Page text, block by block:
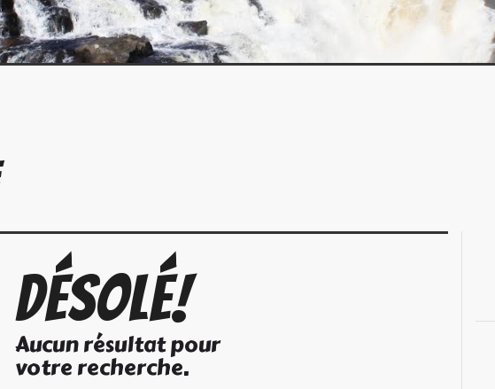
Désolé!
Aucun résultat pour
votre recherche.